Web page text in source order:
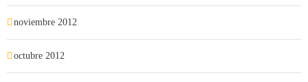
noviembre 2012
octubre 2012